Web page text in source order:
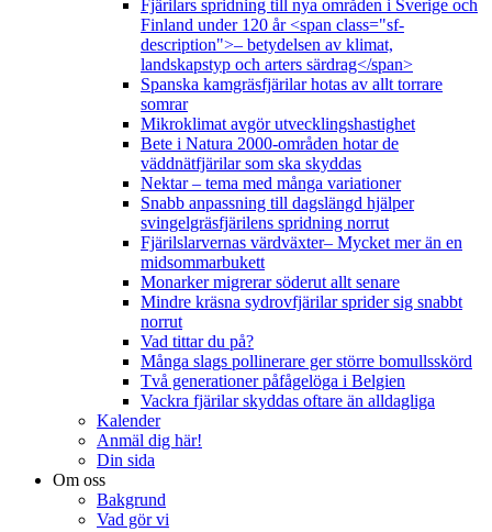
Fjärilars spridning till nya områden i Sverige och
Finland under 120 år <span class="sf-
description">– betydelsen av klimat,
landskapstyp och arters särdrag</span>
Spanska kamgräsfjärilar hotas av allt torrare
somrar
Mikroklimat avgör utvecklingshastighet
Bete i Natura 2000-områden hotar de
väddnätfjärilar som ska skyddas
Nektar – tema med många variationer
Snabb anpassning till dagslängd hjälper
svingelgräsfjärilens spridning norrut
Fjärilslarvernas värdväxter– Mycket mer än en
midsommarbukett
Monarker migrerar söderut allt senare
Mindre kräsna sydrovfjärilar sprider sig snabbt
norrut
Vad tittar du på?
Många slags pollinerare ger större bomullsskörd
Två generationer påfågelöga i Belgien
Vackra fjärilar skyddas oftare än alldagliga
Kalender
Anmäl dig här!
Din sida
Om oss
Bakgrund
Vad gör vi